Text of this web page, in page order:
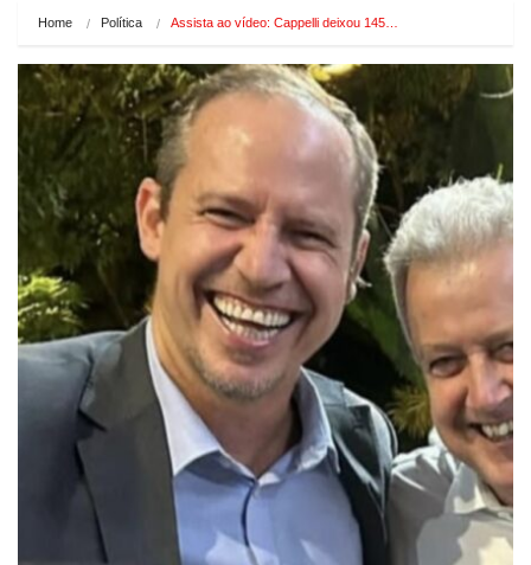
Home Política Assista ao vídeo: Cappelli deixou 145…